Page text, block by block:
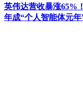
英伟达营收暴涨65%
年成“个人智能体元年